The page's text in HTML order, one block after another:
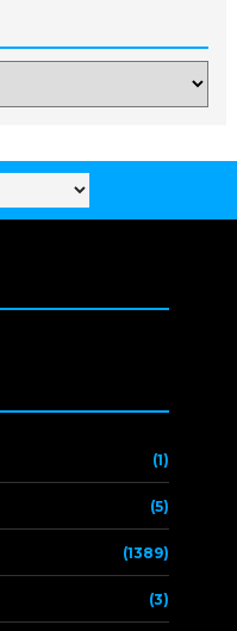
(1)
(5)
(1389)
(3)